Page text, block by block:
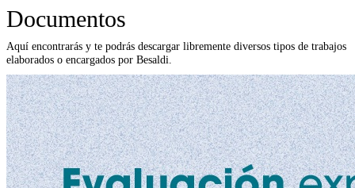
Documentos
Aquí encontrarás y te podrás descargar libremente diversos tipos de trabajos
elaborados o encargados por Besaldi.